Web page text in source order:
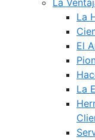
La
La
El
La